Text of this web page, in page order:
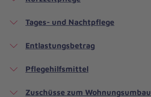
Tages- und Nachtpflege
Entlastungsbetrag
Pflegehilfsmittel
Zuschüsse zum Wohnungsumbau